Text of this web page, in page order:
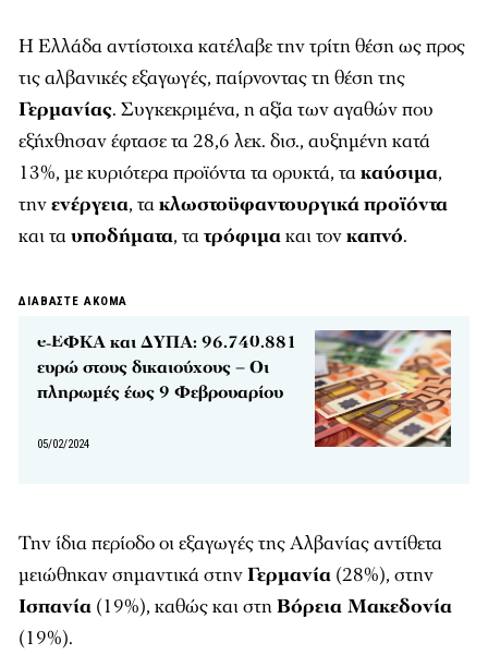
Η Ελλάδα αντίστοιχα κατέλαβε την τρίτη θέση ως προς
τις αλβανικές εξαγωγές, παίρνοντας τη θέση της
Γερμανίας. Συγκεκριμένα, η αξία των αγαθών που
εξήχθησαν έφτασε τα 28,6 λεκ. δισ., αυξημένη κατά
13%, με κυριότερα προϊόντα τα ορυκτά, τακαύσιμα,
τηνενέργεια, τακλωστοϋφαντουργικάπροϊόντα
και ταυποδήματα, τατρόφιμακαι τονκαπνό.
ΔΙΑΒΑΣΤΕ ΑΚΟΜΑ
e-ΕΦΚΑ και ΔΥΠΑ: 96.740.881
ευρώ στους δικαιούχους – Οι
πληρωμές έως 9 Φεβρουαρίου
05/02/2024
Την ίδια περίοδο οι εξαγωγές της Αλβανίας αντίθετα
μειώθηκαν σημαντικά στηνΓερμανία (28%), στην
Ισπανία (19%), καθώς και στηΒόρεια Μακεδονία
(19%).